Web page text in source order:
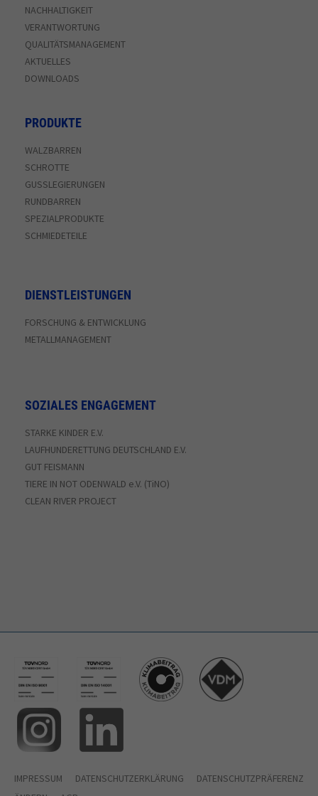
NACHHALTIGKEIT
VERANTWORTUNG
QUALITÄTSMANAGEMENT
AKTUELLES
DOWNLOADS
PRODUKTE
WALZBARREN
SCHROTTE
GUSSLEGIERUNGEN
RUNDBARREN
SPEZIALPRODUKTE
SCHMIEDETEILE
DIENSTLEISTUNGEN
FORSCHUNG & ENTWICKLUNG
METALLMANAGEMENT
SOZIALES ENGAGEMENT
STARKE KINDER E.V.
LAUFHUNDERETTUNG DEUTSCHLAND E.V.
GUT FEISMANN
TIERE IN NOT ODENWALD e.V. (TiNO)
CLEAN RIVER PROJECT
IMPRESSUM DATENSCHUTZERKLÄRUNG
DATENSCHUTZPRÄFERENZ